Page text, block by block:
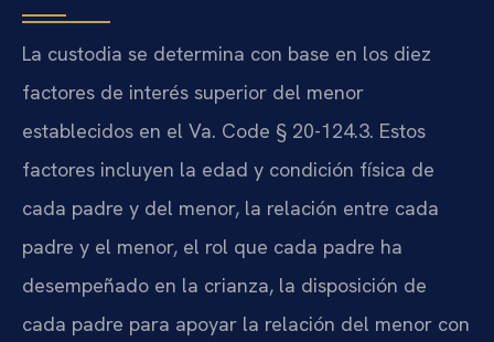
La custodia se determina con base en los diez
factores de interés superior del menor
establecidos en el Va. Code § 20-124.3. Estos
factores incluyen la edad y condición física de
cada padre y del menor, la relación entre cada
padre y el menor, el rol que cada padre ha
desempeñado en la crianza, la disposición de
cada padre para apoyar la relación del menor con